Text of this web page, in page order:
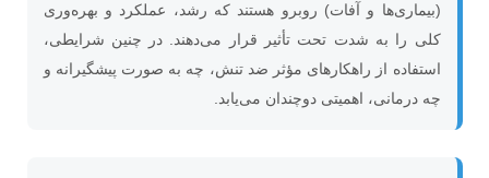
(بیماری‌ها و آفات) روبرو هستند که رشد، عملکرد و بهره‌وری
کلی را به شدت تحت تأثیر قرار می‌دهند. در چنین شرایطی،
استفاده از راهکارهای مؤثر ضد تنش، چه به صورت پیشگیرانه و
چه درمانی، اهمیتی دوچندان می‌یابد.